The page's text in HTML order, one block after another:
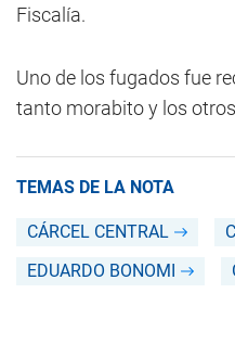
Fiscalía.
Uno de los fugados fue
tanto morabito y los
TEMAS DE LA NOTA
CÁRCEL CENTRAL
EDUARDO BONOMI